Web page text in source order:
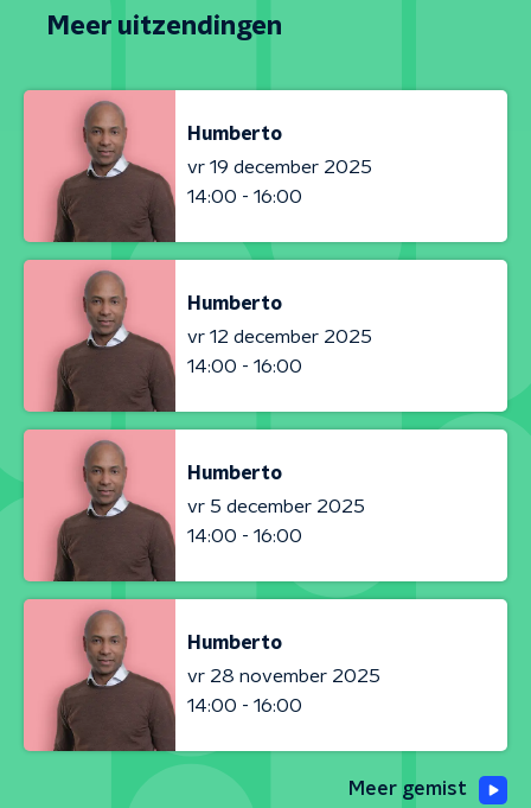
Meer uitzendingen
Humberto
vr 19 december 2025
14:00 - 16:00
Humberto
vr 12 december 2025
14:00 - 16:00
Humberto
vr 5 december 2025
14:00 - 16:00
Humberto
vr 28 november 2025
14:00 - 16:00
Meer gemist